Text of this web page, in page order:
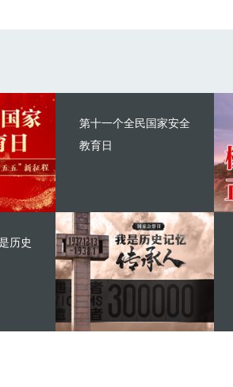
第十一个全民国家安全
教育日
历史